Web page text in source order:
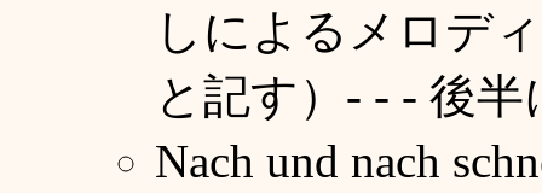
しによるメロデ
と記す）- - - 後
Nach und nach